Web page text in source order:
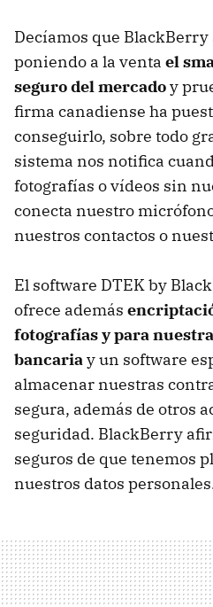
Decíamos que
poniendo a la venta el
seguro del mercadoy
firma canadiense ha
conseguirlo, sobre todo
sistema nos notifica
fotografías o vídeos sin
conecta nuestro
nuestros contactos o
El software DTEK by
ofrece además
fotografías y para
bancariay un software
almacenar nuestras
segura, además de otros
seguridad. BlackBerry
seguros de que tenemos
nuestros datos